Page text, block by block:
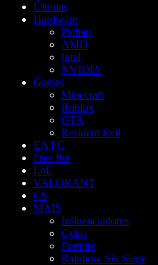
Últimas
Hardware
Pichau
AMD
Intel
NVIDIA
Games
Minecraft
Roblox
GTA
Resident Evil
EA FC
Free fire
LoL
VALORANT
CS
MAIS
Influenciadores
Guias
Fortnite
Rainbow Six Siege